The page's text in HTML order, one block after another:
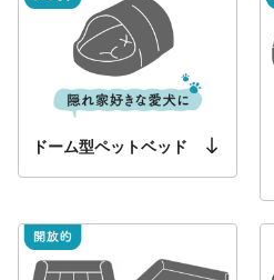
ドーム型ペットベッド